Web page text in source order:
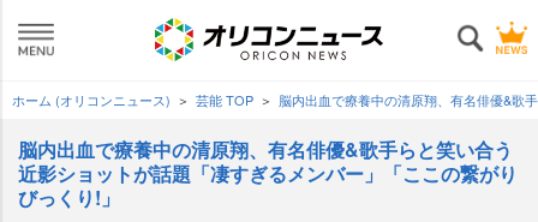
ホーム (オリコンニュース) 芸能 TOP 脳内出血で療養中の清原翔、有名俳優&歌
脳内出血で療養中の清原翔、有名俳優&歌手らと笑い合う
近影ショットが話題「凄すぎるメンバー」「ここの繋がり
びっくり!」